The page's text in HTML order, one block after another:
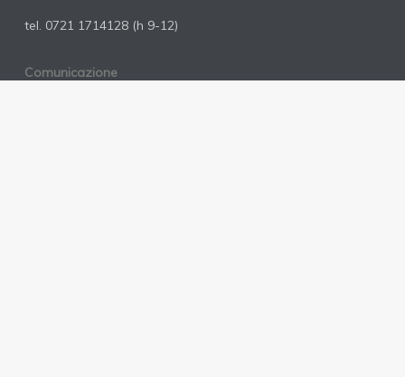
tel. 0721 1714128(h 9-12)
Comunicazione